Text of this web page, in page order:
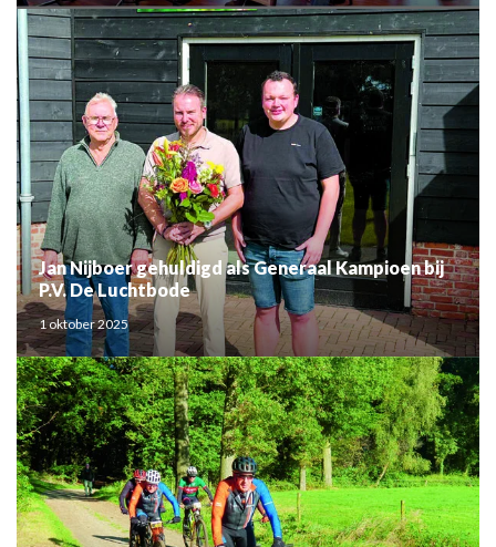
Jan Nijboer gehuldigd als Generaal Kampioen bij
P.V. De Luchtbode
1 oktober 2025